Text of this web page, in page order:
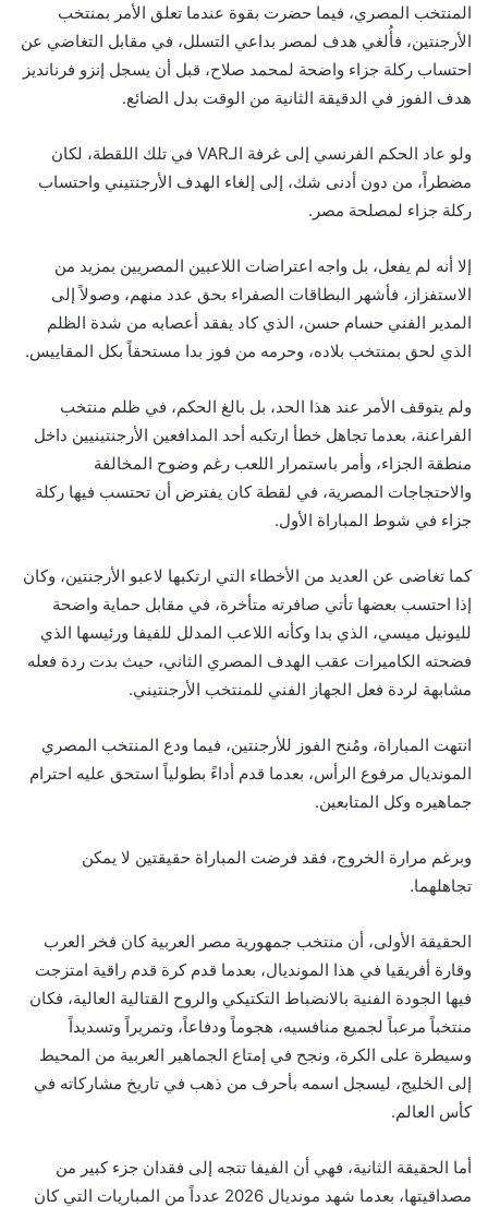
المنتخب المصري، فيما حضرت بقوة عندما تعلق الأمر بمنتخب
الأرجنتين، فأُلغي هدف لمصر بداعي التسلل، في مقابل التغاضي عن
احتساب ركلة جزاء واضحة لمحمد صلاح، قبل أن يسجل إنزو فرنانديز
هدف الفوز في الدقيقة الثانية من الوقت بدل الضائع.
ولو عاد الحكم الفرنسي إلى غرفة الـVAR في تلك اللقطة، لكان
مضطراً، من دون أدنى شك، إلى إلغاء الهدف الأرجنتيني واحتساب
ركلة جزاء لمصلحة مصر.
إلا أنه لم يفعل، بل واجه اعتراضات اللاعبين المصريين بمزيد من
الاستفزاز، فأشهر البطاقات الصفراء بحق عدد منهم، وصولاً إلى
المدير الفني حسام حسن، الذي كاد يفقد أعصابه من شدة الظلم
الذي لحق بمنتخب بلاده، وحرمه من فوز بدا مستحقاً بكل المقاييس.
ولم يتوقف الأمر عند هذا الحد، بل بالغ الحكم، في ظلم منتخب
الفراعنة، بعدما تجاهل خطأ ارتكبه أحد المدافعين الأرجنتينيين داخل
منطقة الجزاء، وأمر باستمرار اللعب رغم وضوح المخالفة
والاحتجاجات المصرية، في لقطة كان يفترض أن تحتسب فيها ركلة
جزاء في شوط المباراة الأول.
كما تغاضى عن العديد من الأخطاء التي ارتكبها لاعبو الأرجنتين، وكان
إذا احتسب بعضها تأتي صافرته متأخرة، في مقابل حماية واضحة
لليونيل ميسي، الذي بدا وكأنه اللاعب المدلل للفيفا ورئيسها الذي
فضحته الكاميرات عقب الهدف المصري الثاني، حيث بدت ردة فعله
مشابهة لردة فعل الجهاز الفني للمنتخب الأرجنتيني.
انتهت المباراة، ومُنح الفوز للأرجنتين، فيما ودع المنتخب المصري
المونديال مرفوع الرأس، بعدما قدم أداءً بطولياً استحق عليه احترام
جماهيره وكل المتابعين.
وبرغم مرارة الخروج، فقد فرضت المباراة حقيقتين لا يمكن
تجاهلهما.
الحقيقة الأولى، أن منتخب جمهورية مصر العربية كان فخر العرب
وقارة أفريقيا في هذا المونديال، بعدما قدم كرة قدم راقية امتزجت
فيها الجودة الفنية بالانضباط التكتيكي والروح القتالية العالية، فكان
منتخباً مرعباً لجميع منافسيه، هجوماً ودفاعاً، وتمريراً وتسديداً
وسيطرة على الكرة، ونجح في إمتاع الجماهير العربية من المحيط
إلى الخليج، ليسجل اسمه بأحرف من ذهب في تاريخ مشاركاته في
كأس العالم.
أما الحقيقة الثانية، فهي أن الفيفا تتجه إلى فقدان جزء كبير من
مصداقيتها، بعدما شهد مونديال 2026 عدداً من المباريات التي كان